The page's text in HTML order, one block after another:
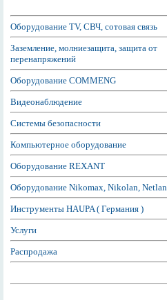
Оборудование TV, СВЧ, сотовая связь
Заземление, молниезащита, защита от
перенапряжений
Оборудование COMMENG
Видеонаблюдение
Системы безопасности
Компьютерное оборудование
Оборудование REXANT
Оборудование Nikomax, Nikolan, Netlan
Инструменты HAUPA ( Германия )
Услуги
Распродажа